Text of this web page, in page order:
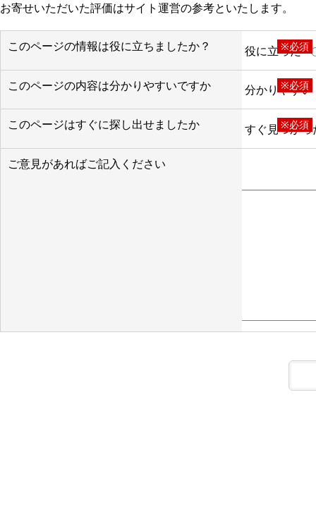
お寄せいただいた評価はサイト運営の参考といたします。
このページの情報は役に立ちましたか？ ※必須
役に立った
このページの内容は分かりやすいですか ※必須
分かりやすい
このページはすぐに探し出せましたか ※必須
すぐ見つかっ
ご意見があればご記入ください